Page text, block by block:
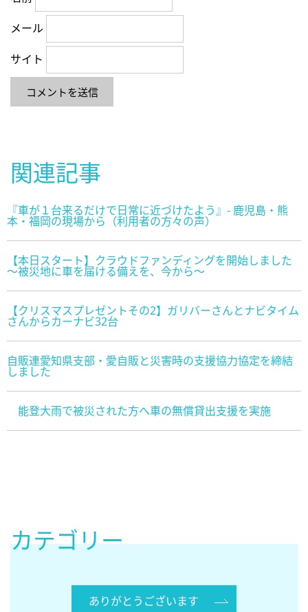
メール
サイト
関連記事
『車が１台来るだけで日常に近づけたよう』- 鹿児島・熊
本・福岡の現場から（利用者の方々の声）
【本日スタート】クラウドファンディングを開始しました
〜被災地に車を届ける備えを、今から〜
【クリスマスプレゼントその2】ガリバーさんとナビタイム
さんからカーナビ32台
自販連愛知県支部・愛自販と災害時の支援協力協定を締結
しました
能登大雨で被災された方へ車の無償貸出支援を実施
カテゴリー
ありがとうございます